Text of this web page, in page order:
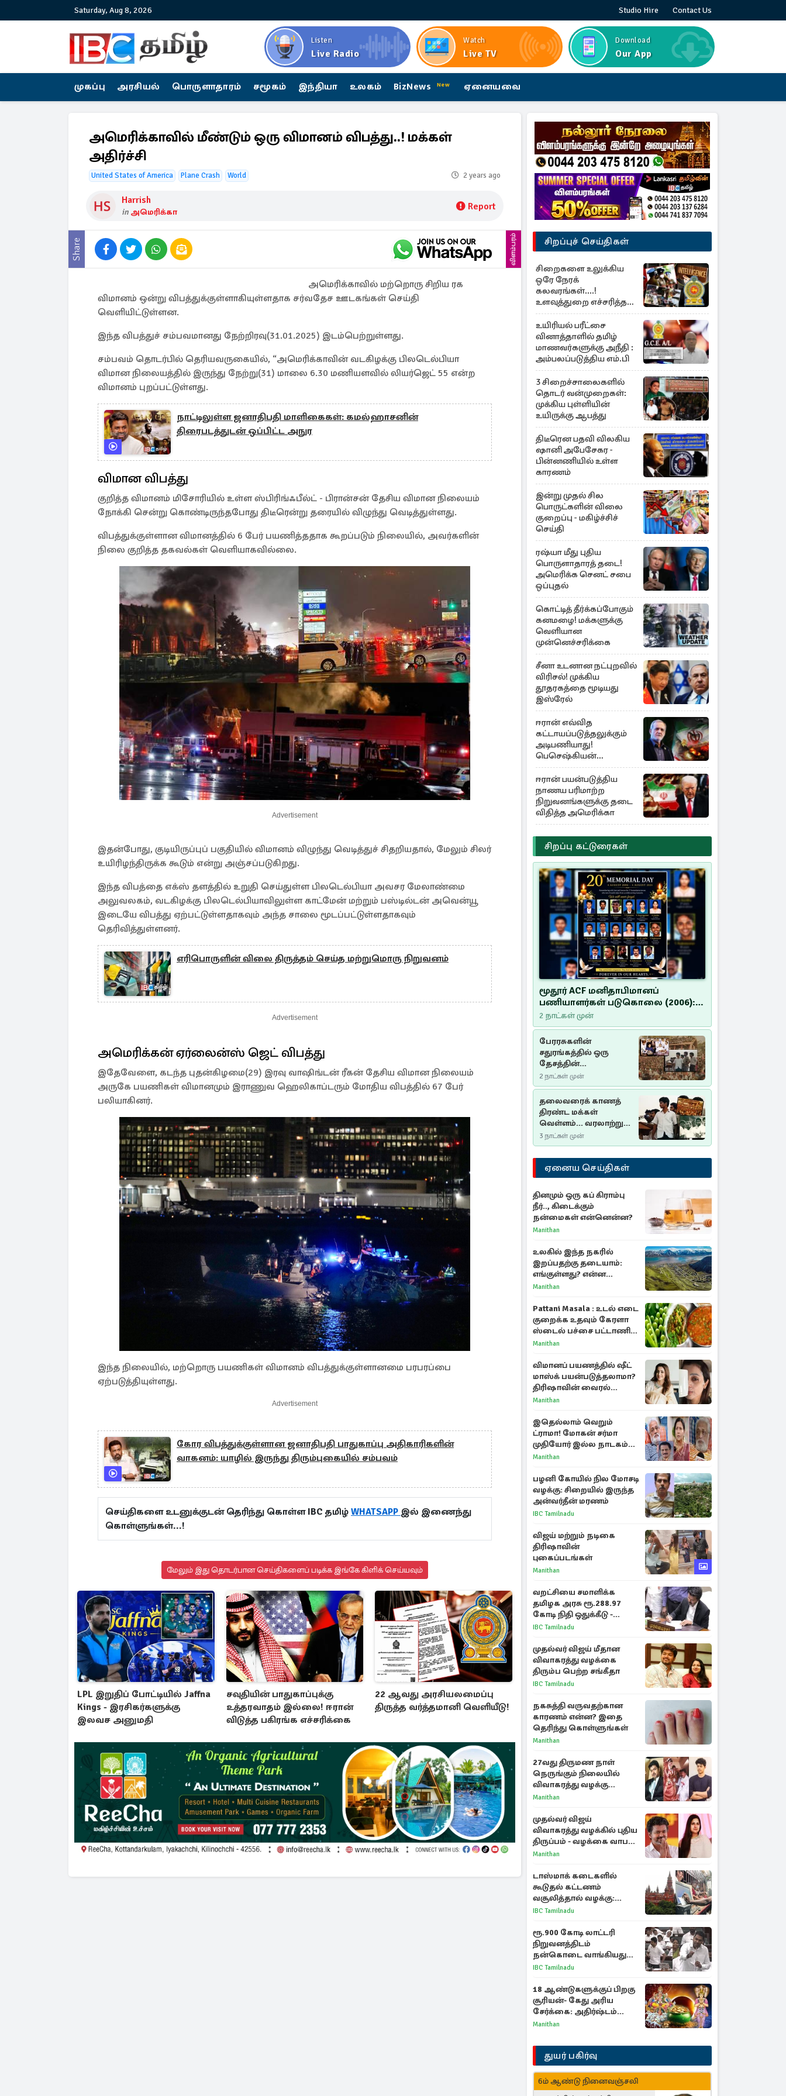
Saturday, Aug 8, 2026 Studio Hire Contact Us
Listen
Live Radio
Watch
Live TV
Download
Our App
முகப்பு அரசியல் பொருளாதாரம் சமூகம் இந்தியா உலகம் BizNews New ஏனையவை
அமெரிக்காவில் மீண்டும் ஒரு விமானம் விபத்து..! மக்கள்
அதிர்ச்சி
United States of America Plane Crash World 2 years ago
Harrish
in அமெரிக்கா Report
Share விளம்பரம்
அமெரிக்காவில் மற்றொரு சிறிய ரக
விமானம் ஒன்று விபத்துக்குள்ளாகியுள்ளதாக சர்வதேச ஊடகங்கள் செய்தி
வெளியிட்டுள்ளன.
இந்த விபத்துச் சம்பவமானது நேற்றிரவு(31.01.2025) இடம்பெற்றுள்ளது.
சம்பவம் தொடர்பில் தெரியவருகையில், “அமெரிக்காவின் வடகிழக்கு பிலடெல்பியா
விமான நிலையத்தில் இருந்து நேற்று(31) மாலை 6.30 மணியளவில் லியர்ஜெட் 55 என்ற
விமானம் புறப்பட்டுள்ளது.
நாட்டிலுள்ள ஜனாதிபதி மாளிகைகள்: கமல்ஹாசனின்
திரைபடத்துடன் ஒப்பிட்ட அநுர
விமான விபத்து
குறித்த விமானம் மிசோரியில் உள்ள ஸ்பிரிங்ஃபீல்ட் - பிரான்சன் தேசிய விமான நிலையம்
நோக்கி சென்று கொண்டிருந்தபோது திடீரென்று தரையில் விழுந்து வெடித்துள்ளது.
விபத்துக்குள்ளான விமானத்தில் 6 பேர் பயணித்ததாக கூறப்படும் நிலையில், அவர்களின்
நிலை குறித்த தகவல்கள் வெளியாகவில்லை.
Advertisement
இதன்போது, குடியிருப்புப் பகுதியில் விமானம் விழுந்து வெடித்துச் சிதறியதால், மேலும் சிலர்
உயிரிழந்திருக்க கூடும் என்று அஞ்சப்படுகிறது.
இந்த விபத்தை எக்ஸ் தளத்தில் உறுதி செய்துள்ள பிலடெல்பியா அவசர மேலாண்மை
அலுவலகம், வடகிழக்கு பிலடெல்பியாவிலுள்ள காட்மேன் மற்றும் பஸ்டில்டன் அவென்யூ
இடையே விபத்து ஏற்பட்டுள்ளதாகவும் அந்த சாலை மூடப்பட்டுள்ளதாகவும்
தெரிவித்துள்ளனர்.
எரிபொருளின் விலை திருத்தம் செய்த மற்றுமொரு நிறுவனம்
Advertisement
அமெரிக்கன் ஏர்லைன்ஸ் ஜெட் விபத்து
இதேவேளை, கடந்த புதன்கிழமை(29) இரவு வாஷிங்டன் ரீகன் தேசிய விமான நிலையம்
அருகே பயணிகள் விமானமும் இராணுவ ஹெலிகாப்டரும் மோதிய விபத்தில் 67 பேர்
பலியாகினர்.
இந்த நிலையில், மற்றொரு பயணிகள் விமானம் விபத்துக்குள்ளானமை பரபரப்பை
ஏற்படுத்தியுள்ளது.
Advertisement
கோர விபத்துக்குள்ளான ஜனாதிபதி பாதுகாப்பு அதிகாரிகளின்
வாகனம்: யாழில் இருந்து திரும்புகையில் சம்பவம்
செய்திகளை உடனுக்குடன் தெரிந்து கொள்ள IBC தமிழ் WHATSAPP இல் இணைந்து
கொள்ளுங்கள்...!
மேலும் இது தொடர்பான செய்திகளைப் படிக்க இங்கே கிளிக் செய்யவும்
LPL இறுதிப் போட்டியில் Jaffna
Kings - இரசிகர்களுக்கு
இலவச அனுமதி
சவுதியின் பாதுகாப்புக்கு
உத்தரவாதம் இல்லை! ஈரான்
விடுத்த பகிரங்க எச்சரிக்கை
22 ஆவது அரசியலமைப்பு
திருத்த வர்த்தமானி வெளியீடு!
சிறப்புச் செய்திகள்
சிறைகளை உலுக்கிய
ஒரே நேரக்
கலவரங்கள்....!
உளவுத்துறை எச்சரித்த
பாரிய சதி அம்பலம்
உயிரியல் பரீட்சை
வினாத்தாளில் தமிழ்
மாணவர்களுக்கு அநீதி :
அம்பலப்படுத்திய எம்.பி
3 சிறைச்சாலைகளில்
தொடர் வன்முறைகள்:
முக்கிய புள்ளியின்
உயிருக்கு ஆபத்து
திடீரென பதவி விலகிய
ஷானி அபேசேகர -
பின்னணியில் உள்ள
காரணம்
இன்று முதல் சில
பொருட்களின் விலை
குறைப்பு - மகிழ்ச்சிச்
செய்தி
ரஷ்யா மீது புதிய
பொருளாதாரத் தடை!
அமெரிக்க செனட் சபை
ஒப்புதல்
கொட்டித் தீர்க்கப்போகும்
கனமழை! மக்களுக்கு
வெளியான
முன்னெச்சரிக்கை
சீனா உடனான நட்புறவில்
விரிசல்! முக்கிய
தூதரகத்தை மூடியது
இஸ்ரேல்
ஈரான் எவ்வித
கட்டாயப்படுத்தலுக்கும்
அடிபணியாது!
பெசெஷ்கியன்
அறிவிப்பு
ஈரான் பயன்படுத்திய
நாணய பரிமாற்ற
நிறுவனங்களுக்கு தடை
விதித்த அமெரிக்கா
சிறப்பு கட்டுரைகள்
மூதூர் ACF மனிதாபிமானப்
பணியாளர்கள் படுகொலை (2006):
20 ஆண்டுகளாகியும் நீதி
மறுக்கப்பட்ட மனிதாபிமானப்
பேரவலம்
2 நாட்கள் முன்
பேரரசுகளின்
சதுரங்கத்தில் ஒரு
தேசத்தின்
தீர்க்கதரிசனம் :
சுதுமலை பிரகடனம்
ஒரு வரலாற்றுப் பாடம்
2 நாட்கள் முன்
தலைவரைக் காணத்
திரண்ட மக்கள்
வெள்ளம்... வரலாற்றுச்
சிறப்புமிக்க சுதுமலைப்
பிரகடனம்…
3 நாட்கள் முன்
ஏனைய செய்திகள்
தினமும் ஒரு கப் கிராம்பு
நீர்.., கிடைக்கும்
நன்மைகள் என்னென்ன?
Manithan
உலகில் இந்த நகரில்
இறப்பதற்கு தடையாம்:
எங்குள்ளது? என்ன
காரணம் தெரியுமா?
Manithan
Pattani Masala : உடல் எடை
குறைக்க உதவும் கேரளா
ஸ்டைல் பச்சை பட்டாணி
கிரேவி
Manithan
விமானப் பயணத்தில் ஷீட்
மாஸ்க் பயன்படுத்தலாமா?
திரிஷாவின் வைரல்
செல்ஃபிக்கு மருத்துவர்
Manithan
இதெல்லாம் வெறும்
ட்ராமா! மோகன் சர்மா
முதியோர் இல்ல நாடகம்
குறித்து குட்டி பத்மினி
Manithan
பழனி கோயில் நில மோசடி
வழக்கு: சிறையில் இருந்த
அன்வர்தீன் மரணம்
IBC Tamilnadu
விஜய் மற்றும் நடிகை
திரிஷாவின்
புகைப்படங்கள்
Manithan
வறட்சியை சமாளிக்க
தமிழக அரசு ரூ.288.97
கோடி நிதி ஒதுக்கீடு -
வெளியான அரசாணை
IBC Tamilnadu
முதல்வர் விஜய் மீதான
விவாகரத்து வழக்கை
திரும்ப பெற்ற சங்கீதா
IBC Tamilnadu
நகசுத்தி வருவதற்கான
காரணம் என்ன? இதை
தெரிந்து கொள்ளுங்கள்
Manithan
27வது திருமண நாள்
நெருங்கும் நிலையில்
விவாகரத்து வழக்கு
வாபஸ்! விஜய்யுடன்
Manithan
முதல்வர் விஜய்
விவாகரத்து வழக்கில் புதிய
திருப்பம் - வழக்கை வாபஸ்
பெற்ற சங்கீதா!
Manithan
டாஸ்மாக் கடைகளில்
கூடுதல் கட்டணம்
வசூலித்தால் வழக்கு:
சென்னை உயர்நீதிமன்றம்
IBC Tamilnadu
ரூ.900 கோடி லாட்டரி
நிறுவனத்திடம்
நன்கொடை வாங்கியது
ஏன்? உதயநிதி - ஆதவ்
IBC Tamilnadu
18 ஆண்டுகளுக்குப் பிறகு
சூரியன்- கேது அரிய
சேர்க்கை: அதிர்ஷ்டம்
பெறும் 3 ராசிகள்!
Manithan
துயர் பகிர்வு
6ம் ஆண்டு நினைவஞ்சலி